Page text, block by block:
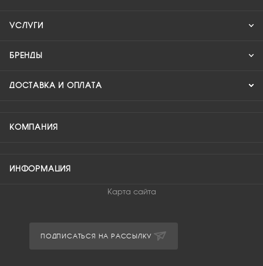
УСЛУГИ
БРЕНДЫ
ДОСТАВКА И ОПЛАТА
КОМПАНИЯ
ИНФОРМАЦИЯ
Карта сайта
ПОДПИСАТЬСЯ НА РАССЫЛКУ